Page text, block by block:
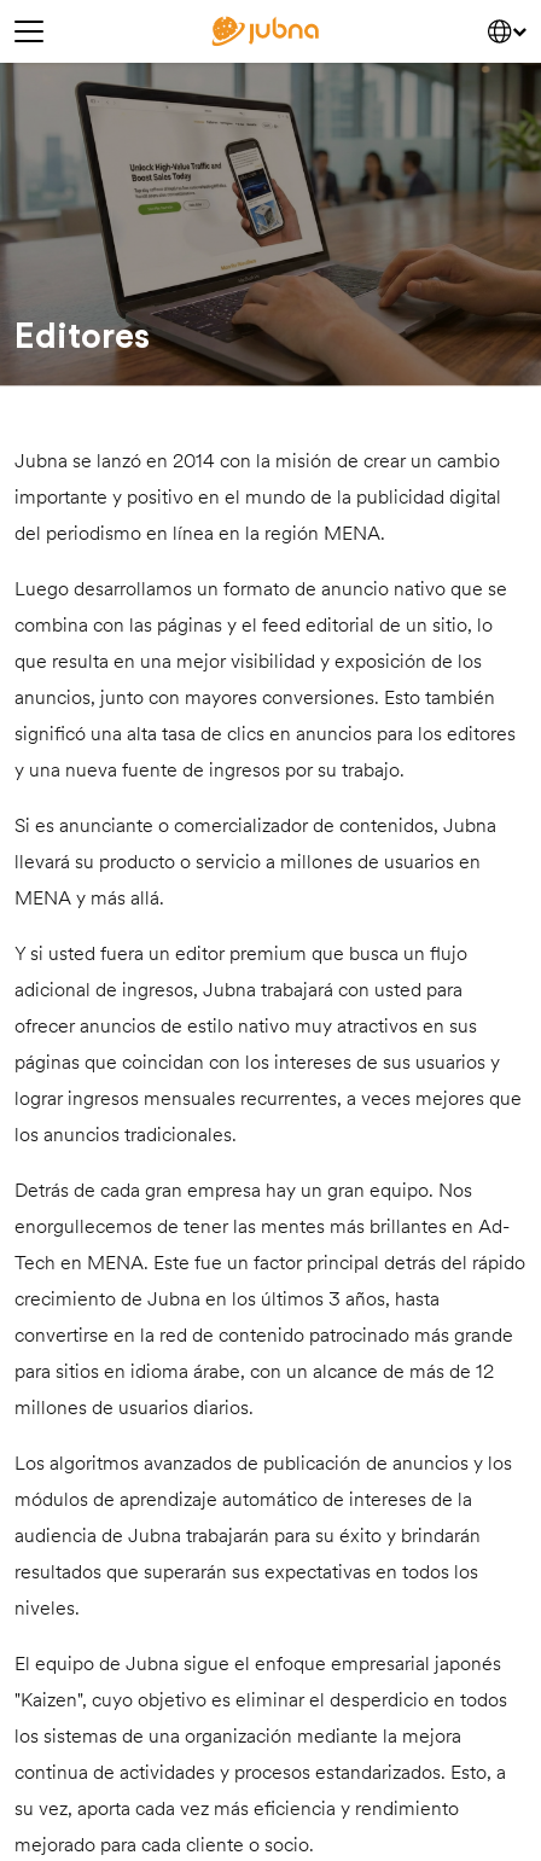
Navegación principal
Editores
Jubna se lanzó en 2014 con la misión de crear un cambio
importante y positivo en el mundo de la publicidad digital
del periodismo en línea en la región MENA.
Luego desarrollamos un formato de anuncio nativo que se
combina con las páginas y el feed editorial de un sitio, lo
que resulta en una mejor visibilidad y exposición de los
anuncios, junto con mayores conversiones. Esto también
significó una alta tasa de clics en anuncios para los editores
y una nueva fuente de ingresos por su trabajo.
Si es anunciante o comercializador de contenidos, Jubna
llevará su producto o servicio a millones de usuarios en
MENA y más allá.
Y si usted fuera un editor premium que busca un flujo
adicional de ingresos, Jubna trabajará con usted para
ofrecer anuncios de estilo nativo muy atractivos en sus
páginas que coincidan con los intereses de sus usuarios y
lograr ingresos mensuales recurrentes, a veces mejores que
los anuncios tradicionales.
Detrás de cada gran empresa hay un gran equipo. Nos
enorgullecemos de tener las mentes más brillantes en Ad-
Tech en MENA. Este fue un factor principal detrás del rápido
crecimiento de Jubna en los últimos 3 años, hasta
convertirse en la red de contenido patrocinado más grande
para sitios en idioma árabe, con un alcance de más de 12
millones de usuarios diarios.
Los algoritmos avanzados de publicación de anuncios y los
módulos de aprendizaje automático de intereses de la
audiencia de Jubna trabajarán para su éxito y brindarán
resultados que superarán sus expectativas en todos los
niveles.
El equipo de Jubna sigue el enfoque empresarial japonés
"Kaizen", cuyo objetivo es eliminar el desperdicio en todos
los sistemas de una organización mediante la mejora
continua de actividades y procesos estandarizados. Esto, a
su vez, aporta cada vez más eficiencia y rendimiento
mejorado para cada cliente o socio.